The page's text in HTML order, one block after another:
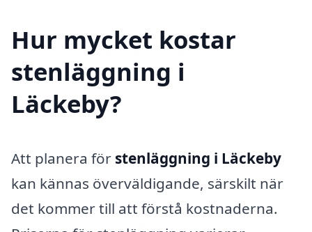
Hur mycket kostar
stenläggning i
Läckeby?
Att planera för stenläggning i Läckeby
kan kännas överväldigande, särskilt när
det kommer till att förstå kostnaderna.